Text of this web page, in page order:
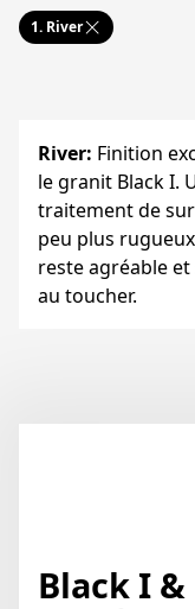
1. River
River: Finition
le granit Black I.
traitement de
peu plus
reste agréable
au toucher.
Black I